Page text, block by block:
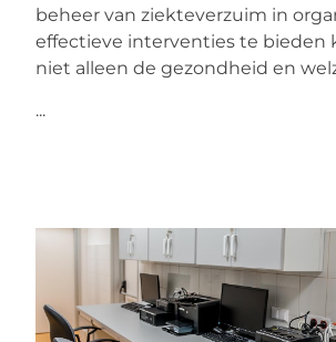
beheer van ziekteverzuim in
effectieve interventies te bieden
niet alleen de gezondheid en
...